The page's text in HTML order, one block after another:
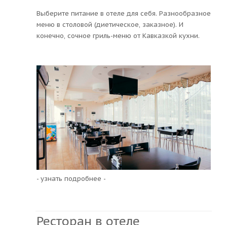
Выберите питание в отеле для себя. Разнообразное
меню в столовой (диетическое, заказное). И
конечно, сочное гриль-меню от Кавказкой кухни.
- узнать подробнее -
Ресторан в отеле